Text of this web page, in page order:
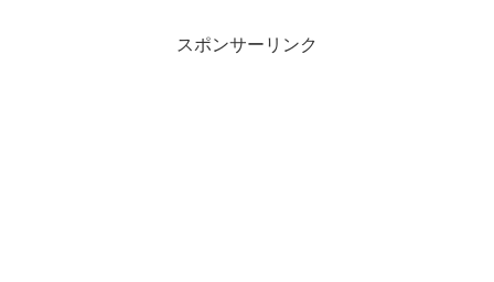
スポンサーリンク